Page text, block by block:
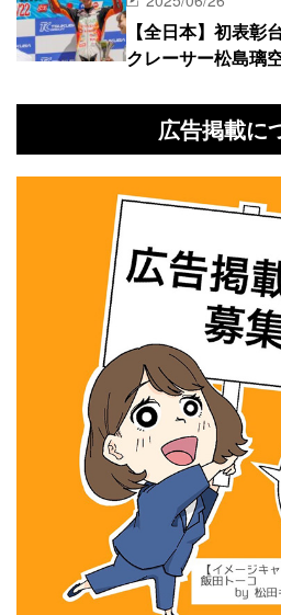
【全日本】初表彰
クレーサー松島璃
広告掲載に